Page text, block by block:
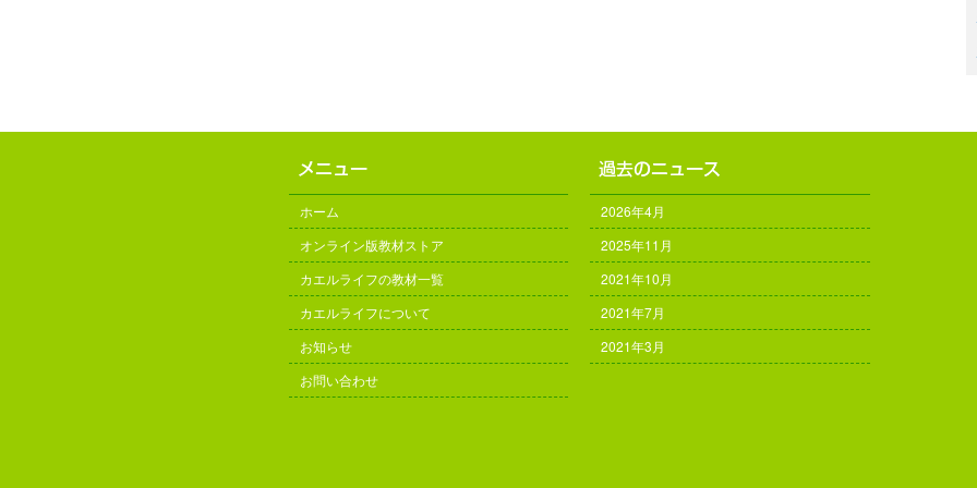
ホーム
オンライン版教材ストア
カエルライフの教材一覧
カエルライフについて
お知らせ
お問い合わせ
2026年4月
2025年11月
2021年10月
2021年7月
2021年3月